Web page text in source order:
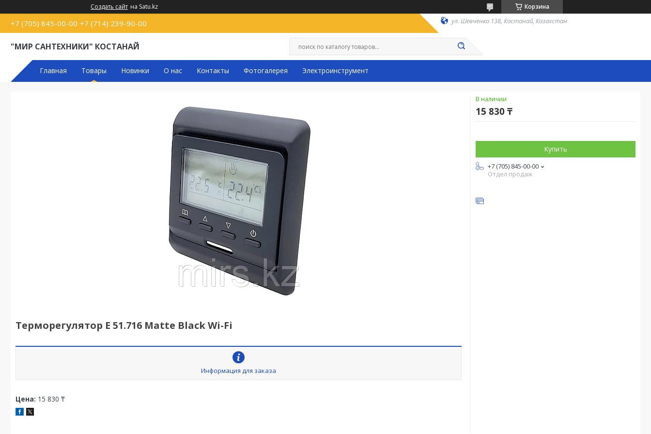
Создать сайт на Satu.kz Корзина
+7 (705) 845-00-00 +7 (714) 239-90-00 ул. Шевченко 138, Костанай, Казахстан
"МИР САНТЕХНИКИ" КОСТАНАЙ
Главная Товары Новинки О нас Контакты Фотогалерея Электроинструмент
Терморегулятор E 51.716 Matte Black Wi-Fi
Информация для заказа
Цена: 15 830 ₸
В наличии
15 830 ₸
Купить
+7 (705) 845-00-00
Отдел продаж